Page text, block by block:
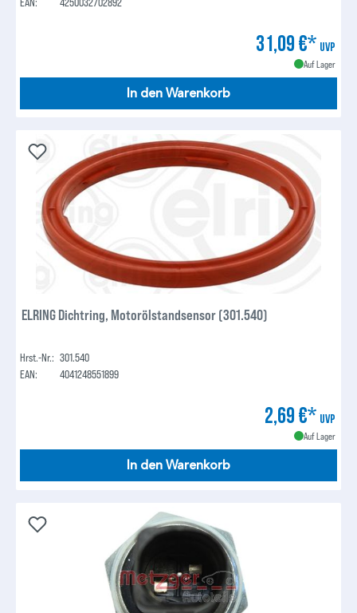
31,09 €* UVP
Auf Lager
In den Warenkorb
ELRING Dichtring, Motorölstandsensor (301.540)
Hrst.-Nr.: 301.540
EAN:
4041248551899
2,69 €* UVP
Auf Lager
In den Warenkorb